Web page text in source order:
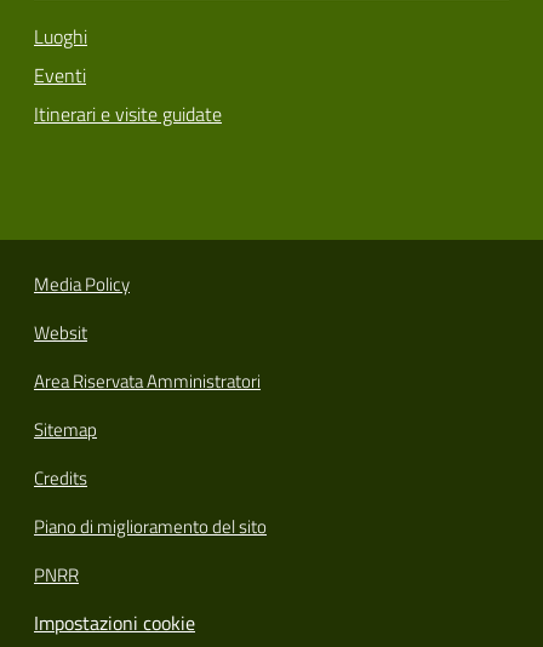
Luoghi
Eventi
Itinerari e visite guidate
Media Policy
Websit
Area Riservata Amministratori
Sitemap
Credits
Piano di miglioramento del sito
PNRR
Impostazioni cookie